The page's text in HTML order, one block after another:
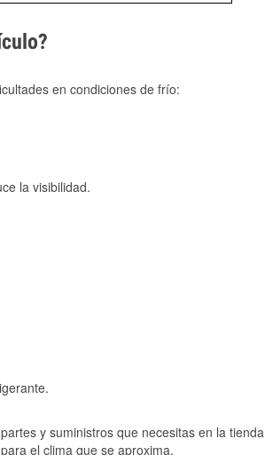
en condiciones de frío:
la visibilidad.
y suministros que necesitas en la tienda
el clima que se aproxima.